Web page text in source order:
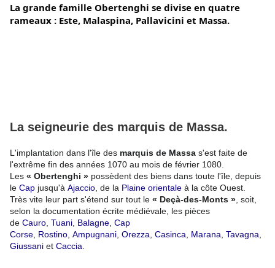
La grande famille Obertenghi se divise en quatre
rameaux : Este, Malaspina, Pallavicini et Massa.
La seigneurie des marquis de Massa.
L'implantation dans l'île des marquis de Massa s'est faite de
l'extrême fin des années 1070 au mois de février 1080
Les « Obertenghi » possèdent des biens dans toute l'île, depuis
le Cap jusqu'à Ajaccio , de la Plaine orientale à la côte Ouest.
Très vite leur part s'étend sur tout le « Deçà-des-Monts » , soit,
selon la documentation écrite médiévale, les pièces
de Cauro Tuani Balagne Cap
Corse Rostino Ampugnani Orezza Casinca Marana Tavagna
Giussani et Caccia